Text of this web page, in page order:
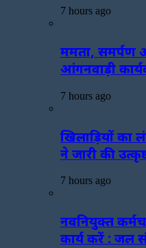
7 hours ago
ममता, समर्पण
आंगनवाड़ी
7 hours ago
खिलाड़ियों का
ने जारी की
7 hours ago
नवनियुक्त
कार्य करें : जल